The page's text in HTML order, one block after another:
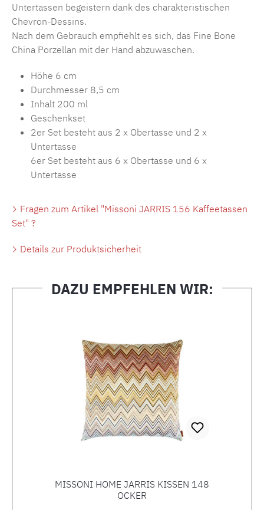
Untertassen begeistern dank des charakteristischen
Chevron-Dessins.
Nach dem Gebrauch empfiehlt es sich, das Fine Bone
China Porzellan mit der Hand abzuwaschen.
Höhe 6 cm
Durchmesser 8,5 cm
Inhalt 200 ml
Geschenkset
2er Set besteht aus 2 x Obertasse und 2 x
Untertasse
6er Set besteht aus 6 x Obertasse und 6 x
Untertasse
Fragen zum Artikel "Missoni JARRIS 156 Kaffeetassen
Set" ?
Details zur Produktsicherheit
DAZU EMPFEHLEN WIR:
MISSONI HOME JARRIS KISSEN 148
OCKER